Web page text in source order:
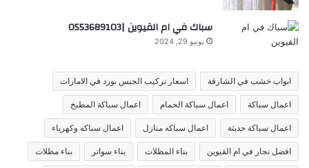
سباك في ام القيوين |0553689103
يونيو 29, 2024
ابواب خشب في الشارقة اسعار تركيب الجبس بورد في الامارات
اعمال سباكة اعمال سباكة الحمام اعمال سباكة المطبخ
اعمال سباكة حديثة اعمال سباكه منازل اعمال سباكه وكهرباء
افضل نجار في ام القيوين بناء المظلات بناء سواتر بناء مظلات